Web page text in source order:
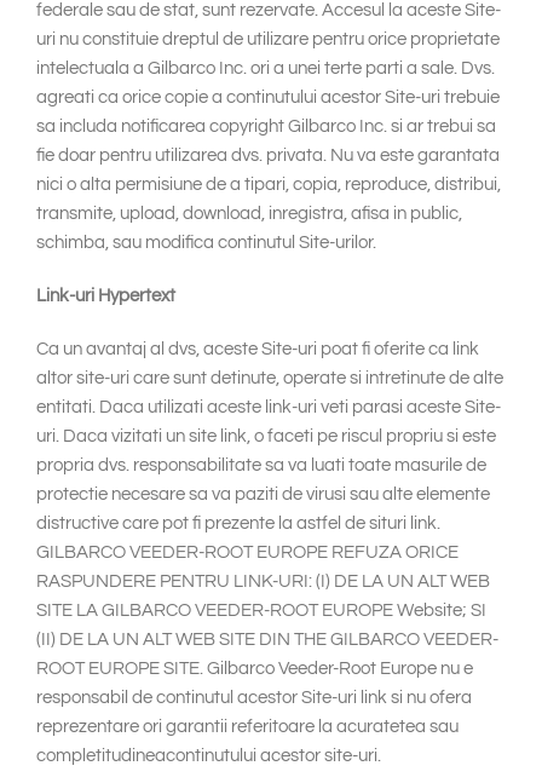
federale sau de stat, sunt rezervate. Accesul la aceste Site-
uri nu constituie dreptul de utilizare pentru orice proprietate
intelectuala a Gilbarco Inc. ori a unei terte parti a sale. Dvs.
agreati ca orice copie a continutului acestor Site-uri trebuie
sa includa notificarea copyright Gilbarco Inc. si ar trebui sa
fie doar pentru utilizarea dvs. privata. Nu va este garantata
nici o alta permisiune de a tipari, copia, reproduce, distribui,
transmite, upload, download, inregistra, afisa in public,
schimba, sau modifica continutul Site-urilor.
Link-uri Hypertext
Ca un avantaj al dvs, aceste Site-uri poat fi oferite ca link
altor site-uri care sunt detinute, operate si intretinute de alte
entitati. Daca utilizati aceste link-uri veti parasi aceste Site-
uri. Daca vizitati un site link, o faceti pe riscul propriu si este
propria dvs. responsabilitate sa va luati toate masurile de
protectie necesare sa va paziti de virusi sau alte elemente
distructive care pot fi prezente la astfel de situri link.
GILBARCO VEEDER-ROOT EUROPE REFUZA ORICE
RASPUNDERE PENTRU LINK-URI: (I) DE LA UN ALT WEB
SITE LA GILBARCO VEEDER-ROOT EUROPE Website; SI
(II) DE LA UN ALT WEB SITE DIN THE GILBARCO VEEDER-
ROOT EUROPE SITE. Gilbarco Veeder-Root Europe nu e
responsabil de continutul acestor Site-uri link si nu ofera
reprezentare ori garantii referitoare la acuratetea sau
completitudineacontinutului acestor site-uri.